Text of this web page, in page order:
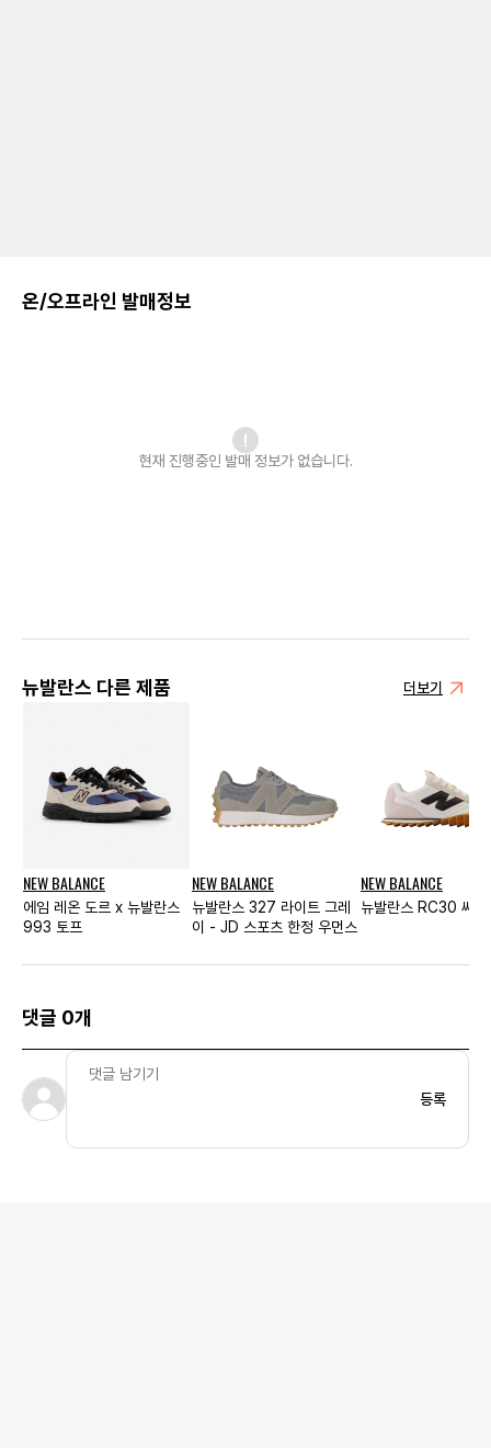
온/오프라인 발매정보
현재 진행중인 발매 정보가 없습니다.
뉴발란스 다른 제품 더보기
NEW BALANCE
에임 레온 도르 x 뉴발란스
993 토프
NEW BALANCE
뉴발란스 327 라이트 그레
이 - JD 스포츠 한정 우먼스
NEW BALANCE
뉴발란스 RC30 씨
댓글 0개
등록